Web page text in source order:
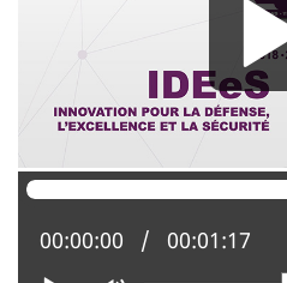
Position actuelle :
00:00:00 Temps total :
00:01:17